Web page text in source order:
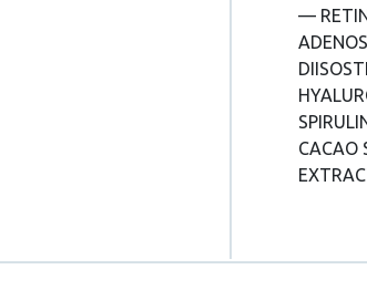
—
CACAO